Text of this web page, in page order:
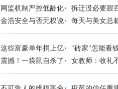
网监机制严控低龄化
拆迁没必要跟
金浩安全与否无权说
每天与美女总
这些富豪单年捐上亿
"砖家"怎能看
震撼！一袋鼠自杀了
女教师：收礼